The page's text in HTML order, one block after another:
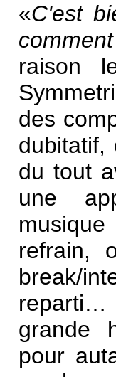
«C'est
raison
des
dubitatif,
du tout
une
refrain,
break/
reparti…
grande
pour